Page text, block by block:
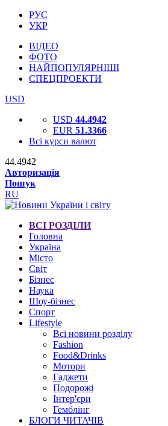
РУС
УКР
ВІДЕО
ФОТО
НАЙПОПУЛЯРНІШІ
СПЕЦПРОЕКТИ
USD
USD 44.4942
EUR 51.3366
Всі курси валют
44.4942
Авторизація
Пошук
RU
ВСІ РОЗДІЛИ
Головна
Україна
Місто
Світ
Бізнес
Наука
Шоу-бізнес
Спорт
Lifestyle
Всі новини розділу
Fashion
Food&Drinks
Мотори
Гаджети
Подорожі
Інтер'єри
Гемблінг
БЛОГИ ЧИТАЧІВ